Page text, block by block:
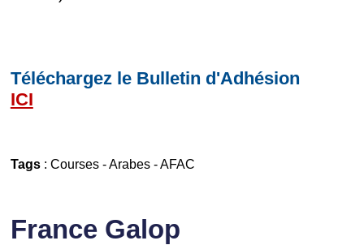
Téléchargez le Bulletin d'Adhésion
ICI
Tags: Courses-Arabes-AFAC
France Galop